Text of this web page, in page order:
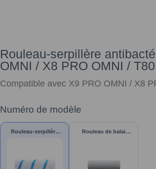
Rouleau-serpillère
OMNI / X8 PRO OMNI /
Compatible avec X9 PRO OMNI / X8
Numéro de modèle
Rouleau-serpillère
X9 PRO OMNI / X8
Rouleau de balai